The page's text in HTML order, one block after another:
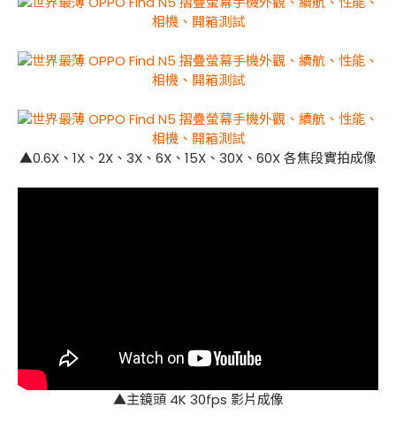
▲0.6X、1X、2X、3X、6X、15X、30X、60X 各焦段實拍成像
▲主鏡頭 4K 30fps 影片成像